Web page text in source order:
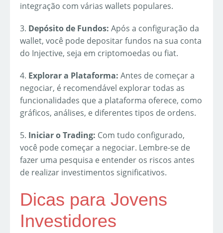
integração com várias wallets populares.
3. Depósito de Fundos: Após a configuração da
wallet, você pode depositar fundos na sua conta
do Injective, seja em criptomoedas ou fiat.
4. Explorar a Plataforma: Antes de começar a
negociar, é recomendável explorar todas as
funcionalidades que a plataforma oferece, como
gráficos, análises, e diferentes tipos de ordens.
5. Iniciar o Trading: Com tudo configurado,
você pode começar a negociar. Lembre-se de
fazer uma pesquisa e entender os riscos antes
de realizar investimentos significativos.
Dicas para Jovens
Investidores